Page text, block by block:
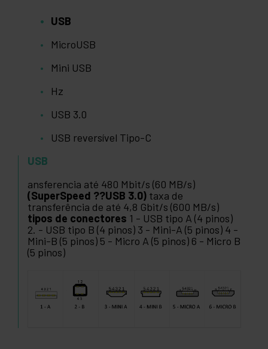
USB
MicroUSB
Mini USB
Hz
USB 3.0
USB reversível Tipo-C
USB
ansferencia até 480 Mbit/s (60 MB/s)
(SuperSpeed ??USB 3.0) taxa de
transferência de até 4,8 Gbit/s (600 MB/s)
tipos de conectores 1 - USB tipo A (4 pinos)
2. - USB tipo B (4 pinos) 3 - Mini-A (5 pinos) 4 -
Mini-B (5 pinos) 5 - Micro A (5 pinos) 6 - Micro B
(5 pinos)